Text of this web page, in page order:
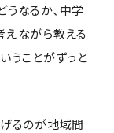
なるか、中学
ながら教える
うことがずっと
るのが地域間